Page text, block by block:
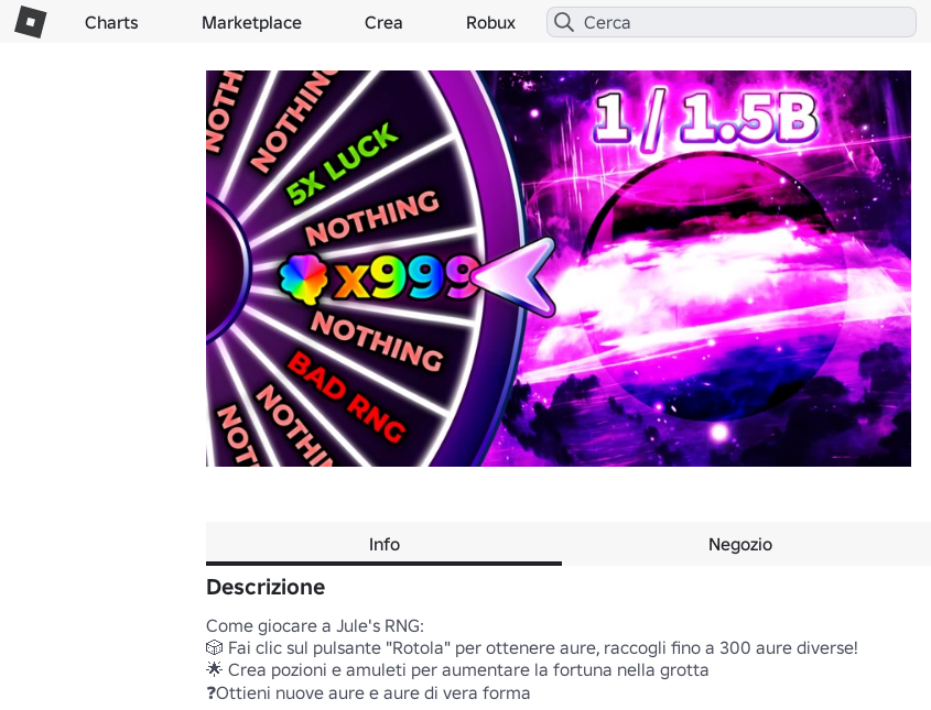
Charts Marketplace Crea Robux
Info Negozio
Descrizione
Come giocare a Jule's RNG:
🎲 Fai clic sul pulsante "Rotola" per ottenere aure, raccogli fino a 300 aure diverse!
🌟 Crea pozioni e amuleti per aumentare la fortuna nella grotta
❓Ottieni nuove aure e aure di vera forma